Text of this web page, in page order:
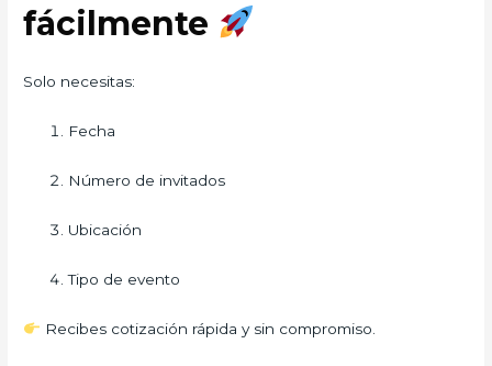
fácilmente
Solo necesitas:
Fecha
Número de invitados
Ubicación
Tipo de evento
Recibes cotización rápida y sin compromiso.